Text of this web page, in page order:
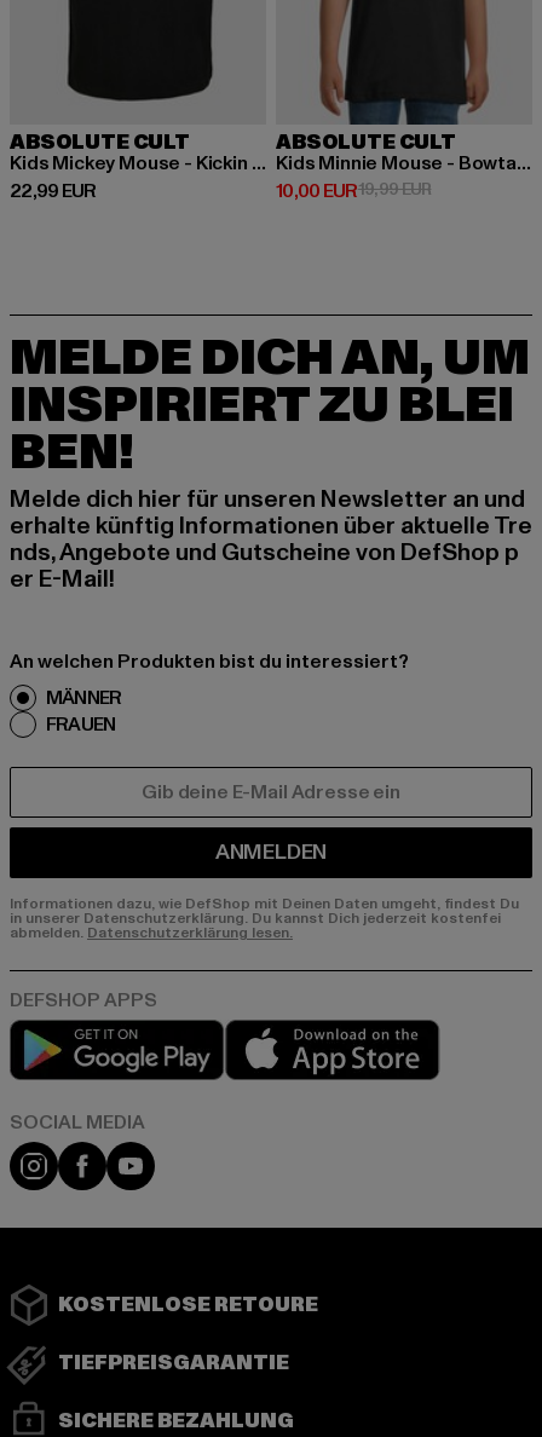
ABSOLUTE CULT
Kids Mickey Mouse - Kickin Retro Basic Tee 2.0
22,99 EUR
Derzeitiger Preis: 22,99 EUR
ABSOLUTE CULT
Kids Minnie Mouse - Bowtastic Basic Tee 2.0
10,00 EUR
Derzeitiger Preis: 10,00 EUR
19,99 EURAktionspreis:
MELDE DICH AN, UM
INSPIRIERT ZU BLEI
BEN!
Melde dich hier für unseren Newsletter an und
erhalte künftig Informationen über aktuelle Tre
nds, Angebote und Gutscheine von DefShop p
er E-Mail!
An welchen Produkten bist du interessiert?
MÄNNER
FRAUEN
ANMELDEN
Informationen dazu, wie DefShop mit Deinen Daten umgeht, findest Du
in unserer Datenschutzerklärung. Du kannst Dich jederzeit kostenfei
abmelden. Datenschutzerklärung lesen.
Play market
Instagram
FacebookYouTube
KOSTENLOSE RETOURE
TIEFPREISGARANTIE
SICHERE BEZAHLUNG